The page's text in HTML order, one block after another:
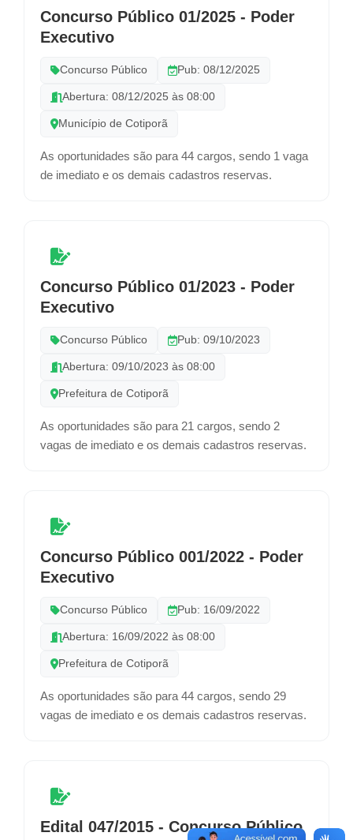
Concurso Público 01/2025 - Poder
Executivo
Concurso Público Pub: 08/12/2025
Abertura: 08/12/2025 às 08:00
Município de Cotiporã
As oportunidades são para 44 cargos, sendo 1 vaga
de imediato e os demais cadastros reservas.
Concurso Público 01/2023 - Poder
Executivo
Concurso Público Pub: 09/10/2023
Abertura: 09/10/2023 às 08:00
Prefeitura de Cotiporã
As oportunidades são para 21 cargos, sendo 2
vagas de imediato e os demais cadastros reservas.
Concurso Público 001/2022 - Poder
Executivo
Concurso Público Pub: 16/09/2022
Abertura: 16/09/2022 às 08:00
Prefeitura de Cotiporã
As oportunidades são para 44 cargos, sendo 29
vagas de imediato e os demais cadastros reservas.
Edital 047/2015 - Concurso Público